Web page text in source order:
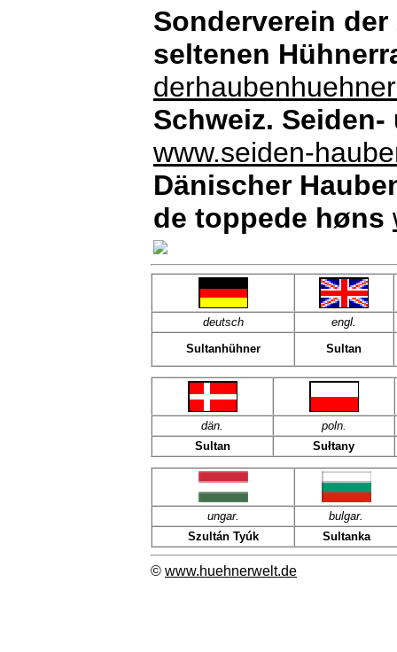
Sonderverein
seltenen
Schweiz.
www.seiden-
Dänischer
de toppede høns
deutsch
engl.
Sultanhühner
Sultan
dän. poln.
Sultan
Sułtany
ungar.
bulgar.
Szultán Tyúk
Sultanka
© www.huehnerwelt.de